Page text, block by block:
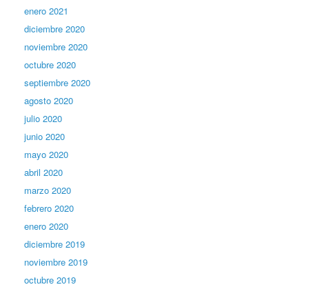
enero 2021
diciembre 2020
noviembre 2020
octubre 2020
septiembre 2020
agosto 2020
julio 2020
junio 2020
mayo 2020
abril 2020
marzo 2020
febrero 2020
enero 2020
diciembre 2019
noviembre 2019
octubre 2019